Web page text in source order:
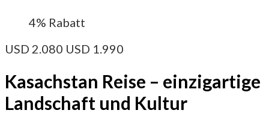
4% Rabatt
USD 2.080 USD 1.990
Kasachstan Reise – einzigartige
Landschaft und Kultur